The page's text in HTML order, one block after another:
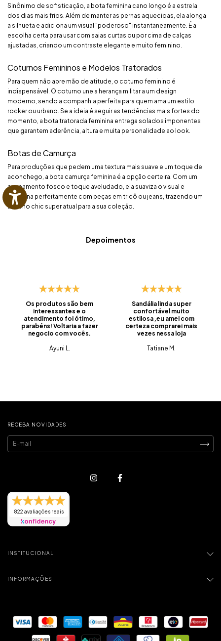
Sinônimo de sofisticação, a bota feminina cano longo é a estrela
dos dias mais frios. Além de manter as pernas aquecidas, ela alonga
a silhueta e adiciona um visual "poderoso" instantaneamente. É a
escolha certa para usar com saias curtas ou por cima de calças
ajustadas, criando um contraste elegante e muito feminino.
Coturnos Femininos e Modelos Tratorados
Para quem não abre mão de atitude, o coturno feminino é
indispensável. O coturno une a herança militar a um design
moderno, sendo a companhia perfeita para quem ama um estilo
rocker ou urbano. Se a ideia é seguir as tendências mais fortes do
momento, a bota tratorada feminina entrega solados imponentes
que garantem aderência, altura e muita personalidade ao look.
Botas de Camurça
Para produções que pedem uma textura mais suave e um toque de
aconchego, a bota camurça feminina é a opção certeira. Com um
acabamento fosco e toque aveludado, ela suaviza o visual e
combina perfeitamente com peças em tricô ou jeans, trazendo um
ar boho chic super atual para a sua coleção.
Depoimentos
Os produtos são bem
interessantes e o
atendimento foi ótimo,
parabéns! Voltaria a fazer
negocio com vocês.
Ayuni L.
Sandália linda super
confortável muito
estilosa ,eu amei com
certeza comprarei mais
vezes nessa loja
Tatiane M.
RECEBA NOVIDADES
822 avaliações reais
INSTITUCIONAL
INFORMAÇÕES